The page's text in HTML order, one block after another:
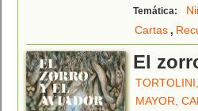
Temática:
Cartas,
El
MAYOR,